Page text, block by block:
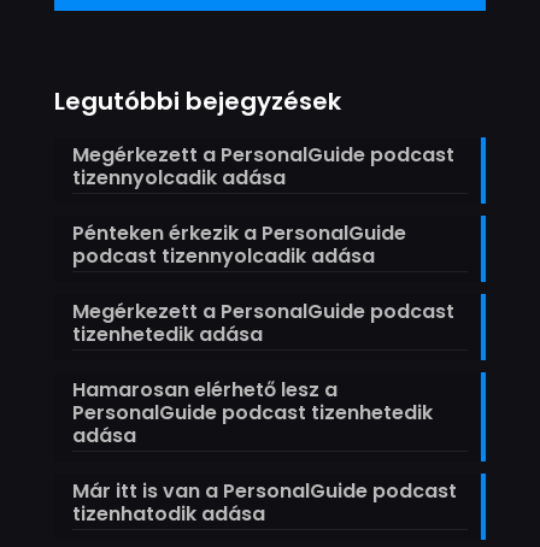
Legutóbbi bejegyzések
Megérkezett a PersonalGuide podcast
tizennyolcadik adása
Pénteken érkezik a PersonalGuide
podcast tizennyolcadik adása
Megérkezett a PersonalGuide podcast
tizenhetedik adása
Hamarosan elérhető lesz a
PersonalGuide podcast tizenhetedik
adása
Már itt is van a PersonalGuide podcast
tizenhatodik adása